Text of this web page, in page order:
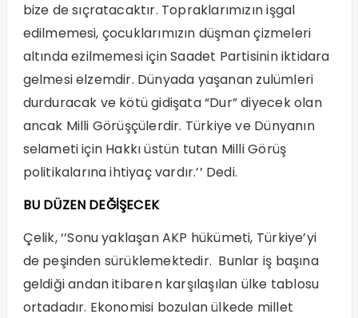
bize de sıçratacaktır. Topraklarımızın işgal
edilmemesi, çocuklarımızın düşman çizmeleri
altında ezilmemesi için Saadet Partisinin iktidara
gelmesi elzemdir. Dünyada yaşanan zulümleri
durduracak ve kötü gidişata “Dur” diyecek olan
ancak Milli Görüşçülerdir. Türkiye ve Dünyanın
selameti için Hakkı üstün tutan Milli Görüş
politikalarına ihtiyaç vardır.’’ Dedi.
BU DÜZEN DEĞİŞECEK
Çelik, ‘’Sonu yaklaşan AKP hükümeti, Türkiye’yi
de peşinden sürüklemektedir. Bunlar iş başına
geldiği andan itibaren karşılaşılan ülke tablosu
ortadadır. Ekonomisi bozulan ülkede millet